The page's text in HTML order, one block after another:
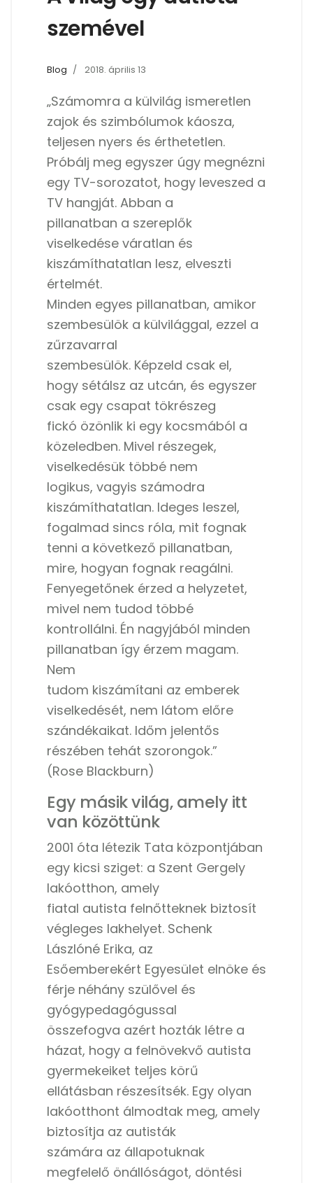
szemével
Blog 2018. április 13
„Számomra a külvilág ismeretlen
zajok és szimbólumok káosza,
teljesen nyers és érthetetlen.
Próbálj meg egyszer úgy megnézni
egy TV-sorozatot, hogy leveszed a
TV hangját. Abban a
pillanatban a szereplők
viselkedése váratlan és
kiszámíthatatlan lesz, elveszti
értelmét.
Minden egyes pillanatban, amikor
szembesülök a külvilággal, ezzel a
zűrzavarral
szembesülök. Képzeld csak el,
hogy sétálsz az utcán, és egyszer
csak egy csapat tökrészeg
fickó özönlik ki egy kocsmából a
közeledben. Mivel részegek,
viselkedésük többé nem
logikus, vagyis számodra
kiszámíthatatlan. Ideges leszel,
fogalmad sincs róla, mit fognak
tenni a következő pillanatban,
mire, hogyan fognak reagálni.
Fenyegetőnek érzed a helyzetet,
mivel nem tudod többé
kontrollálni. Én nagyjából minden
pillanatban így érzem magam.
Nem
tudom kiszámítani az emberek
viselkedését, nem látom előre
szándékaikat. Időm jelentős
részében tehát szorongok.”
(Rose Blackburn)
Egy másik világ, amely itt
van közöttünk
2001 óta létezik Tata központjában
egy kicsi sziget: a Szent Gergely
lakóotthon, amely
fiatal autista felnőtteknek biztosít
végleges lakhelyet. Schenk
Lászlóné Erika, az
Esőemberekért Egyesület elnöke és
férje néhány szülővel és
gyógypedagógussal
összefogva azért hozták létre a
házat, hogy a felnövekvő autista
gyermekeiket teljes körű
ellátásban részesítsék. Egy olyan
lakóotthont álmodtak meg, amely
biztosítja az autisták
számára az állapotuknak
megfelelő önállóságot, döntési